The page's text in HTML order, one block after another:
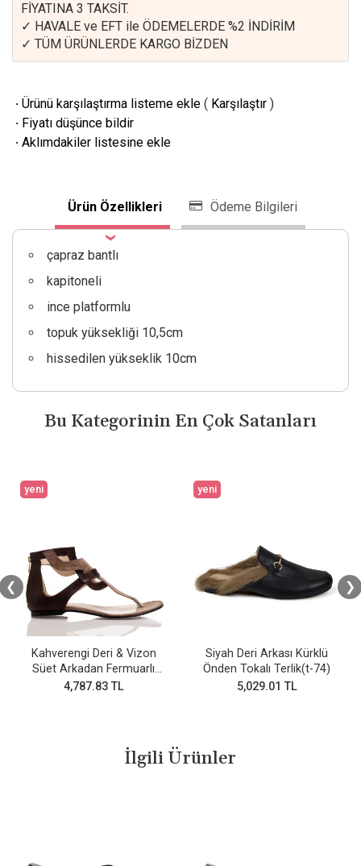
FİYATINA 3 TAKSİT.
✓ HAVALE ve EFT ile ÖDEMELERDE %2 İNDİRİM
✓ TÜM ÜRÜNLERDE KARGO BİZDEN
· Ürünü karşılaştırma listeme ekle( Karşılaştır)
· Fiyatı düşünce bildir
· Aklımdakiler listesine ekle
Ürün Özellikleri Ödeme Bilgileri
çapraz bantlı
kapitoneli
ince platformlu
topuk yüksekliği 10,5cm
hissedilen yükseklik 10cm
Bu Kategorinin En Çok Satanları
yeni
Kahverengi Deri & Vizon
Süet Arkadan Fermuarlı
Parmak arası sandalet
4,787.83 TL
yeni
Siyah Deri Arkası Kürklü
Önden Tokalı Terlik(t-74)
5,029.01 TL
❮ ❯
İlgili Ürünler